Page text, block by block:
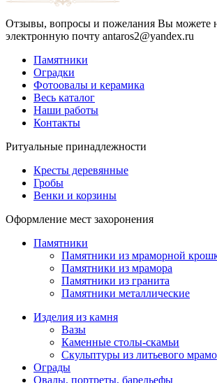
Отзывы, вопросы и пожелания Вы можете
электронную почту antaros2@yandex.ru
Памятники
Оградки
Фотоовалы и керамика
Весь каталог
Наши работы
Контакты
Ритуальные принадлежности
Кресты деревянные
Гробы
Венки и корзины
Оформление мест захоронения
Памятники
Памятники из мраморной
Памятники из мрамора
Памятники из гранита
Памятники металлические
Изделия из камня
Вазы
Каменные столы-скамьи
Скульптуры из литьевого
Ограды
Овалы, портреты, барельефы